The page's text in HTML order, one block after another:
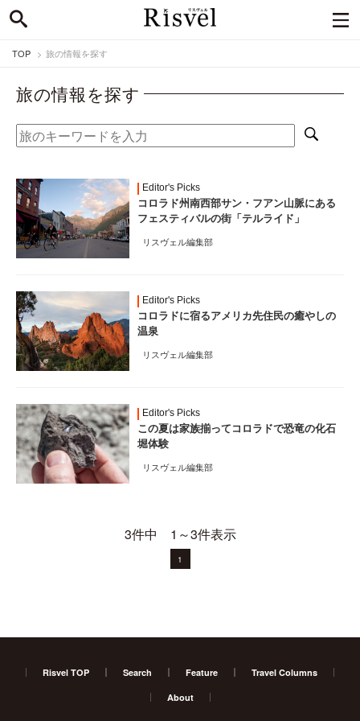
TOP 旅の情報を探す
旅の情報を探す
Editor's Picks
コロラド州南西部サン・フアン山脈にある
フェスティバルの街「テルライド」
リスヴェル編集部
Editor's Picks
コロラドに宿るアメリカ先住民の癒やしの
温泉
リスヴェル編集部
Editor's Picks
この夏は家族揃ってコロラドで恐竜の化石
堀体験
リスヴェル編集部
3件中 1～3件表示
1
Risvel TOP Search Feature Travel Columns
About